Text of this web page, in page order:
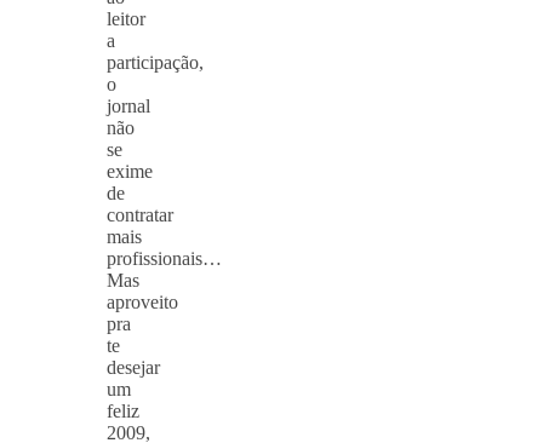
leitor
a
participação,
o
jornal
não
se
exime
de
contratar
mais
profissionais…
Mas
aproveito
pra
te
desejar
um
feliz
2009,